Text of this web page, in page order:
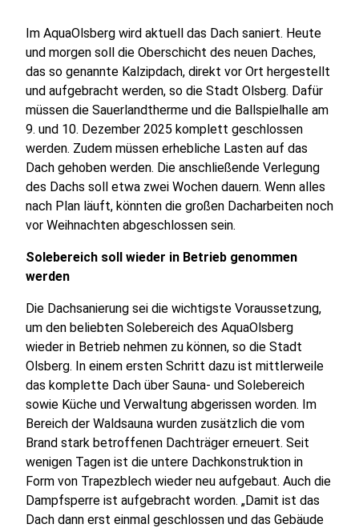
Im AquaOlsberg wird aktuell das Dach saniert. Heute
und morgen soll die Oberschicht des neuen Daches,
das so genannte Kalzipdach, direkt vor Ort hergestellt
und aufgebracht werden, so die Stadt Olsberg. Dafür
müssen die Sauerlandtherme und die Ballspielhalle am
9. und 10. Dezember 2025 komplett geschlossen
werden. Zudem müssen erhebliche Lasten auf das
Dach gehoben werden. Die anschließende Verlegung
des Dachs soll etwa zwei Wochen dauern. Wenn alles
nach Plan läuft, könnten die großen Dacharbeiten noch
vor Weihnachten abgeschlossen sein.
Solebereich soll wieder in Betrieb genommen
werden
Die Dachsanierung sei die wichtigste Voraussetzung,
um den beliebten Solebereich des AquaOlsberg
wieder in Betrieb nehmen zu können, so die Stadt
Olsberg. In einem ersten Schritt dazu ist mittlerweile
das komplette Dach über Sauna- und Solebereich
sowie Küche und Verwaltung abgerissen worden. Im
Bereich der Waldsauna wurden zusätzlich die vom
Brand stark betroffenen Dachträger erneuert. Seit
wenigen Tagen ist die untere Dachkonstruktion in
Form von Trapezblech wieder neu aufgebaut. Auch die
Dampfsperre ist aufgebracht worden. „Damit ist das
Dach dann erst einmal geschlossen und das Gebäude